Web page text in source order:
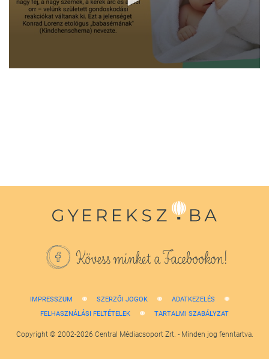
Kövess minket a Facebookon!
IMPRESSZUM SZERZŐI JOGOK
ADATKEZELÉS
FELHASZNÁLÁSI FELTÉTELEK
TARTALMI SZABÁLYZAT
Copyright © 2002-2026 Central Médiacsoport Zrt. - Minden jog fenntartva.